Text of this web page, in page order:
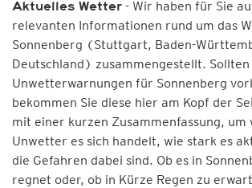
Aktuelles Wetter - Wir haben für Sie
relevanten Informationen rund um das
Sonnenberg (Stuttgart, Baden-
Deutschland) zusammengestellt.
Unwetterwarnungen für Sonnenberg
bekommen Sie diese hier am Kopf der
mit einer kurzen Zusammenfassung, um
Unwetter es sich handelt, wie stark es
die Gefahren dabei sind. Ob es in
regnet oder, ob in Kürze Regen zu